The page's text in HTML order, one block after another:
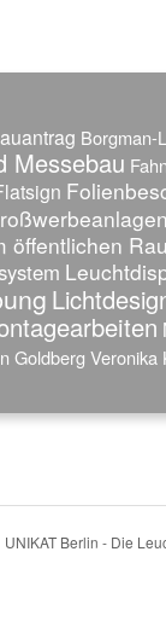
Borgman-
Messebau
öffentlichen
Goldberg Veronika
UNIKAT Berlin - Die